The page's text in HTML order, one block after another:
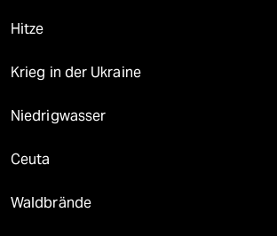
Hitze
Krieg in der Ukraine
Niedrigwasser
Ceuta
Waldbrände